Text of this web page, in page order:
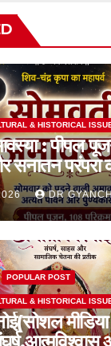
& HISTORICAL
: पीपल
सनातन परंपरा
DR
POPULAR POST
& HISTORICAL